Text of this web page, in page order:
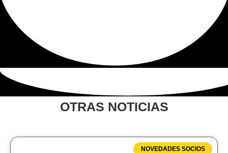
OTRAS NOTICIAS
NOVEDADES SOCIOS